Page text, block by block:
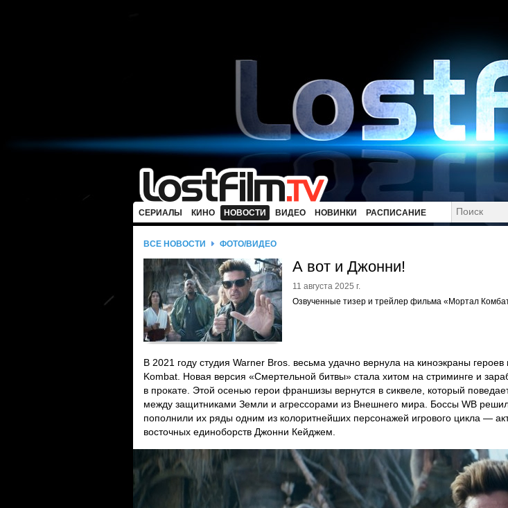
СЕРИАЛЫ КИНО НОВОСТИ ВИДЕО НОВИНКИ РАСПИСАНИЕ
ВСЕ НОВОСТИ ФОТО/ВИДЕО
А вот и Джонни!
11 августа 2025 г.
Озвученные тизер и трейлер фильма «Мортал
В 2021 году студия Warner Bros. весьма удачно вернула на киноэкраны
Kombat. Новая версия «Смертельной битвы» стала хитом на стриминге и
в прокате. Этой осенью герои франшизы вернутся в сиквеле, который
между защитниками Земли и агрессорами из Внешнего мира. Боссы WB
пополнили их ряды одним из колоритнейших персонажей игрового цикла —
восточных единоборств Джонни Кейджем.